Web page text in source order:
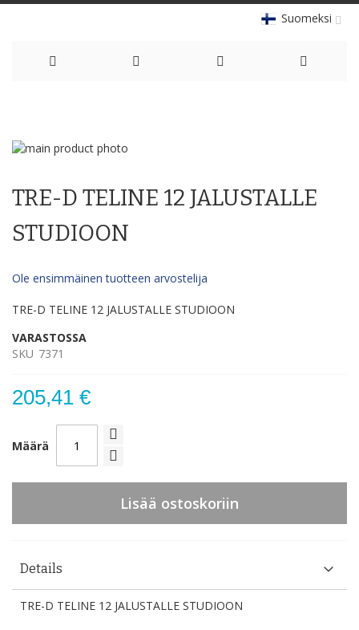
Suomeksi
Content
Skip
end
the
images
the
of
the
gallery
TRE-D TELINE 12 JALUSTALLE
STUDIOON
Ole ensimmäinen tuotteen arvostelija
TRE-D TELINE 12 JALUSTALLE STUDIOON
VARASTOSSA
SKU 7371
205,41 €
Määrä
Lisää ostoskoriin
Details
TRE-D TELINE 12 JALUSTALLE STUDIOON